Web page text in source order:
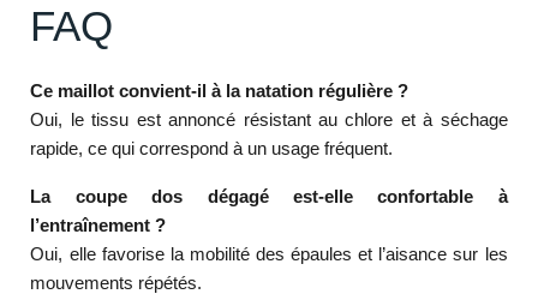
FAQ
Ce maillot convient-il à la natation régulière ?
Oui, le tissu est annoncé résistant au chlore et à séchage
rapide, ce qui correspond à un usage fréquent.
La coupe dos dégagé est-elle confortable à
l’entraînement ?
Oui, elle favorise la mobilité des épaules et l’aisance sur les
mouvements répétés.